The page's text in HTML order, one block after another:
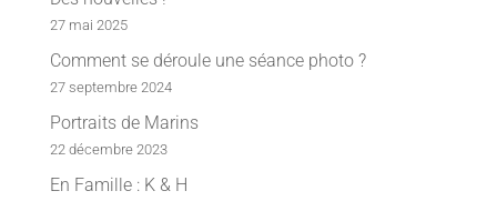
27 mai 2025
Comment se déroule une séance photo ?
27 septembre 2024
Portraits de Marins
22 décembre 2023
En Famille : K & H